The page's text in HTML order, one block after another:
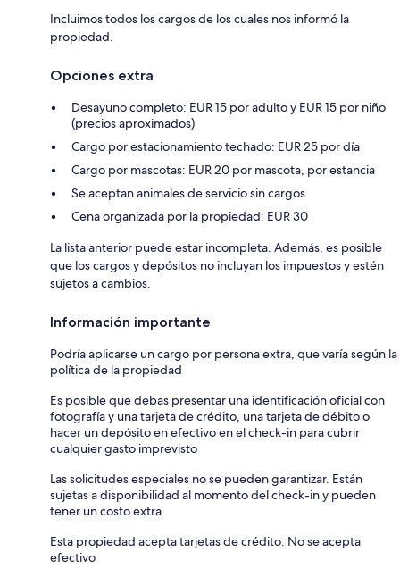
Incluimos todos los cargos de los cuales nos informó la
propiedad.
Opciones extra
Desayuno completo: EUR 15 por adulto y EUR 15 por niño
(precios aproximados)
Cargo por estacionamiento techado: EUR 25 por día
Cargo por mascotas: EUR 20 por mascota, por estancia
Se aceptan animales de servicio sin cargos
Cena organizada por la propiedad: EUR 30
La lista anterior puede estar incompleta. Además, es posible
que los cargos y depósitos no incluyan los impuestos y estén
sujetos a cambios.
Información importante
Podría aplicarse un cargo por persona extra, que varía según la
política de la propiedad
Es posible que debas presentar una identificación oficial con
fotografía y una tarjeta de crédito, una tarjeta de débito o
hacer un depósito en efectivo en el check-in para cubrir
cualquier gasto imprevisto
Las solicitudes especiales no se pueden garantizar. Están
sujetas a disponibilidad al momento del check-in y pueden
tener un costo extra
Esta propiedad acepta tarjetas de crédito. No se acepta
efectivo